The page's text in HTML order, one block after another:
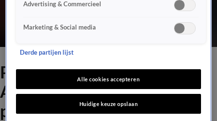
Pascal Jansen over situatie
Ajax: ‘Ik zie ze uiteraard
ploeteren’
Advertising & Commercieel
Marketing & Social media
Derde partijen lijst
Alle cookies accepteren
Huidige keuze opslaan